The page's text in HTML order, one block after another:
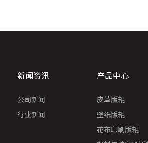
新闻资讯
公司新闻
行业新闻
产品中心
皮革版辊
壁纸版辊
花布印刷版辊